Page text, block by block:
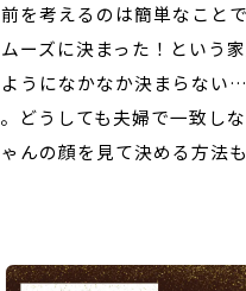
を考えるのは簡単なこと
ーズに決まった！という
うになかなか決まらない
どうしても夫婦で一致し
んの顔を見て決める方法